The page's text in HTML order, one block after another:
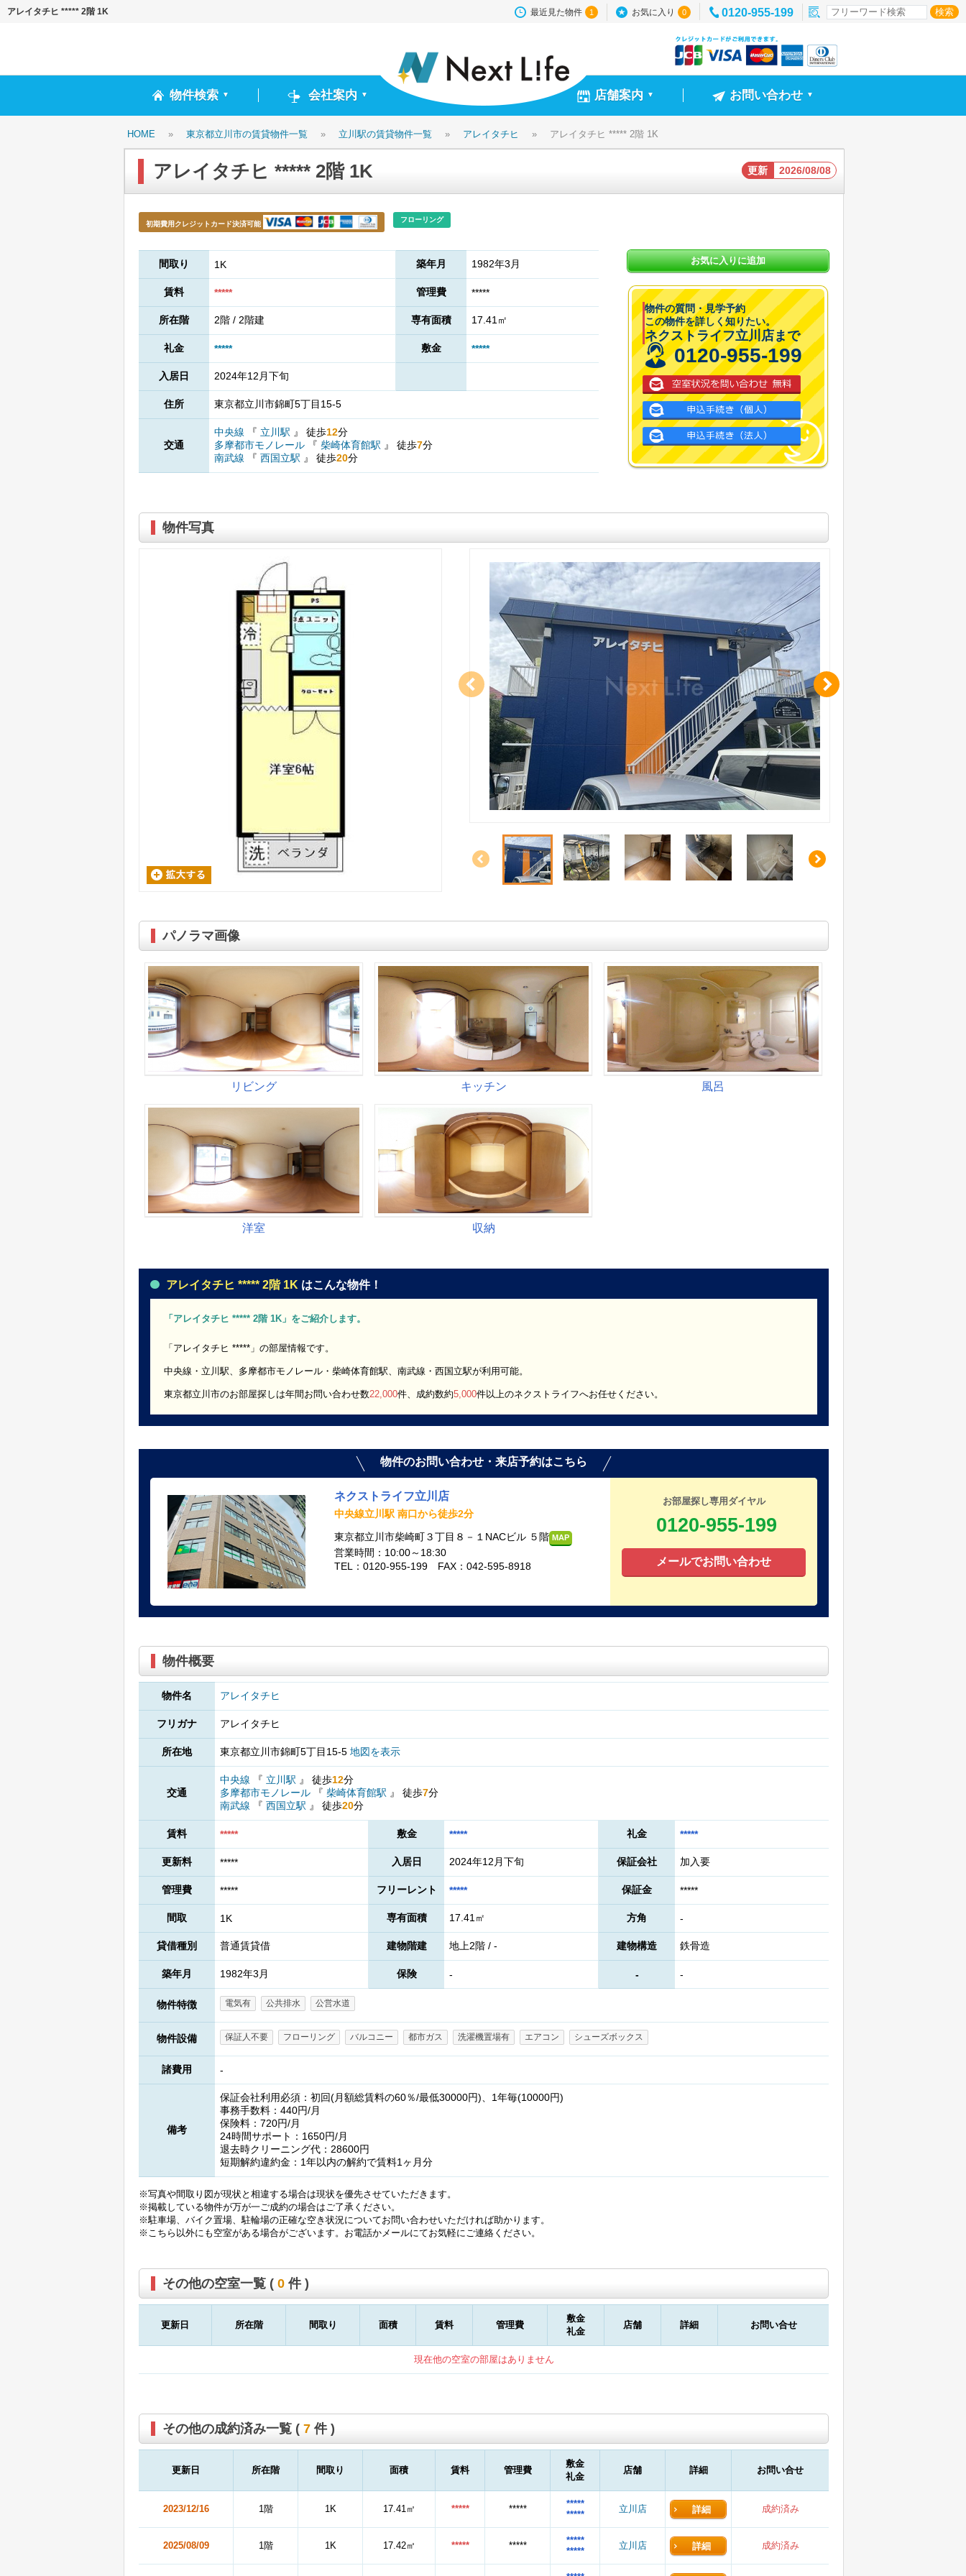
アレイタチヒ ***** 2階 1K 最近見た物件 1 お気に入り 0 0120-955-199
物件検索 ▼ 会社案内 ▼ 店舗案内 ▼ お問い合わせ ▼
HOME » 東京都立川市の賃貸物件一覧 » 立川駅の賃貸物件一覧 » アレイタチヒ » アレイタチヒ ***** 2階 1K
アレイタチヒ ***** 2階 1K 更新 2026/08/08
初期費用クレジットカード決済可能
フローリング
間取り 1K 築年月 1982年3月
賃料 ***** 管理費 *****
所在階 2階 / 2階建 専有面積 17.41㎡
礼金 ***** 敷金 *****
入居日 2024年12月下旬
住所 東京都立川市錦町5丁目15-5
交通
中央線 『 立川駅 』 徒歩12分
多摩都市モノレール
『 柴崎体育館駅 』 徒歩7分
南武線
『 西国立駅 』 徒歩20分
お気に入りに追加
物件の質問・見学予約
この物件を詳しく知りたい。
ネクストライフ立川店まで
0120-955-199
物件写真
パノラマ画像
アレイタチヒ ***** 2階 1K はこんな物件！
「アレイタチヒ ***** 2階 1K」をご紹介します。
「アレイタチヒ *****」の部屋情報です。
中央線・立川駅、多摩都市モノレール・柴崎体育館駅、南武線・西国立駅が利用可能。
東京都立川市のお部屋探しは年間お問い合わせ数22,000件、成約数約5,000件以上のネクストライフへお任せください。
物件のお問い合わせ・来店予約はこちら
ネクストライフ立川店
中央線立川駅 南口から徒歩2分
東京都立川市柴崎町３丁目８－１NACビル ５階 MAP
営業時間：10:00～18:30
TEL：0120-955-199 FAX：042-595-8918
お部屋探し専用ダイヤル
0120-955-199
メールでお問い合わせ
物件概要
物件名 アレイタチヒ
フリガナ アレイタチヒ
所在地 東京都立川市錦町5丁目15-5 地図を表示
交通
中央線 『 立川駅 』 徒歩12分
多摩都市モノレール
『 柴崎体育館駅 』 徒歩7分
南武線
『 西国立駅 』 徒歩20分
賃料 ***** 敷金 ***** 礼金 *****
更新料 ***** 入居日 2024年12月下旬 保証会社 加入要
管理費 ***** フリーレント ***** 保証金 *****
間取 1K 専有面積 17.41㎡ 方角 -
貸借種別 普通賃貸借 建物階建 地上2階 / - 建物構造 鉄骨造
築年月 1982年3月 保険 - - -
物件特徴 電気有 公共排水 公営水道
物件設備 保証人不要 フローリング バルコニー 都市ガス 洗濯機置場有 エアコン シューズボックス
諸費用 -
備考
保証会社利用必須：初回(月額総賃料の60％/最低30000円)、1年毎(10000円)
事務手数料：440円/月
保険料：720円/月
24時間サポート：1650円/月
退去時クリーニング代：28600円
短期解約違約金：1年以内の解約で賃料1ヶ月分
※写真や間取り図が現状と相違する場合は現状を優先させていただきます。
※掲載している物件が万が一ご成約の場合はご了承ください。
※駐車場、バイク置場、駐輪場の正確な空き状況についてお問い合わせいただければ助かります。
※こちら以外にも空室がある場合がございます。お電話かメールにてお気軽にご連絡ください。
その他の空室一覧 ( 0 件 )
更新日 所在階 間取り 面積 賃料 管理費
敷金
礼金
店舗 詳細 お問い合せ
現在他の空室の部屋はありません
その他の成約済み一覧 ( 7 件 )
更新日 所在階 間取り 面積 賃料 管理費
敷金
礼金
店舗 詳細 お問い合せ
2023/12/16 1階 1K 17.41㎡ ***** *****
*****
*****
立川店 詳細 成約済み
2025/08/09 1階 1K 17.42㎡ ***** *****
*****
*****
立川店 詳細 成約済み